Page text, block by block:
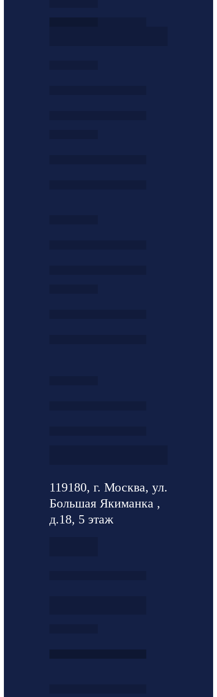
119180, г. Москва, ул.
Большая Якиманка ,
д.18, 5 этаж